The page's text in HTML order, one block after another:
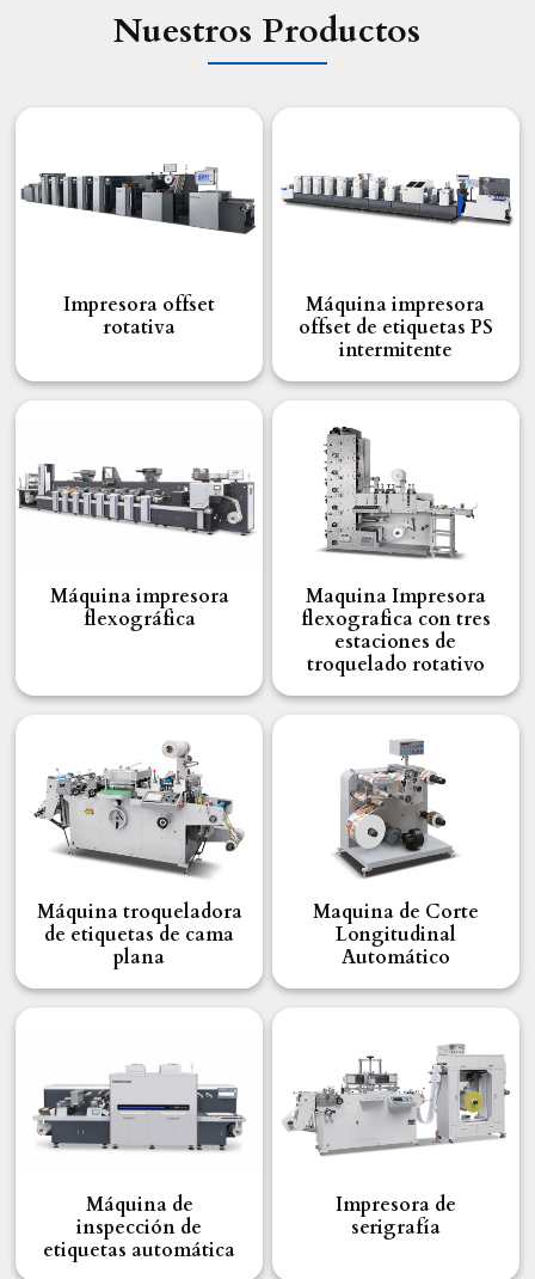
Nuestros Productos
Impresora offset
rotativa
Máquina impresora
offset de etiquetas PS
intermitente
Máquina impresora
flexográfica
Maquina Impresora
flexografica con tres
estaciones de
troquelado rotativo
Máquina troqueladora
de etiquetas de cama
plana
Maquina de Corte
Longitudinal
Automático
Máquina de
inspección de
etiquetas automática
Impresora de
serigrafía